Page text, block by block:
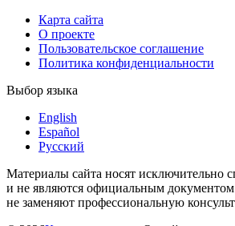
Карта сайта
О проекте
Пользовательское соглашение
Политика конфиденциальности
Выбор языка
English
Español
Русский
Материалы сайта носят исключительно
и не являются официальным документом.
не заменяют профессиональную